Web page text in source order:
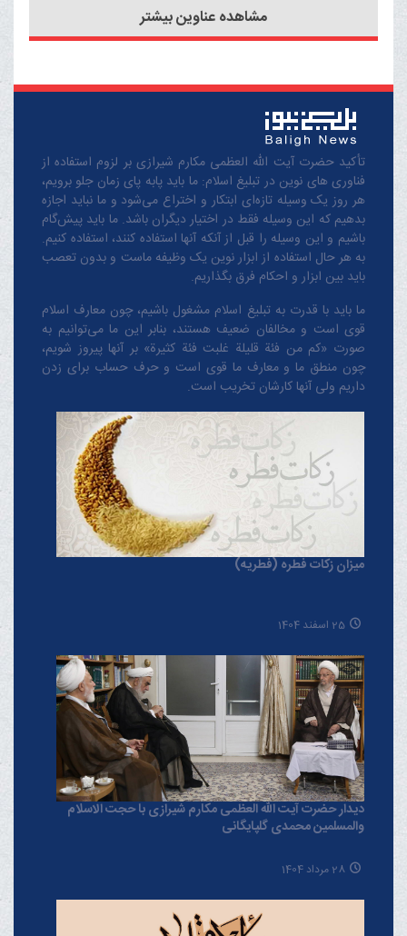
مشاهده عناوین بیشتر
تأکید حضرت آیت الله العظمی مکارم شیرازی بر لزوم استفاده از
فناوری های نوین در تبلیغ اسلام: ما باید پابه پای زمان جلو برویم،
هر روز یک وسیله تازه‌ای ابتکار و اختراع می‌شود و ما نباید اجازه
بدهیم که این وسیله فقط در اختیار دیگران باشد. ما باید پیش‌گام
باشیم و این وسیله را قبل از آنکه آنها استفاده کنند، استفاده کنیم.
به هر حال استفاده از ابزار نوین یک وظیفه ماست و بدون تعصب
باید بین ابزار و احکام فرق بگذاریم.
ما باید با قدرت به تبلیغ اسلام مشغول باشیم، چون معارف اسلام
قوی است و مخالفان ضعیف هستند، بنابر این ما می‌توانیم به
صورت «کم من فئة قلیلة غلبت فئة کثیرة» بر آنها پیروز شویم،
چون منطق‌ ما و معارف ‌ما قوی است و حرف حساب برای زدن
داریم ولی آنها کارشان تخریب است.
میزان زکات فطره (فطریه)
25 اسفند 1404
دیدار حضرت آیت الله العظمی مکارم شیرازی با حجت الاسلام
والمسلمین محمدی گلپایگانی
28 مرداد 1404